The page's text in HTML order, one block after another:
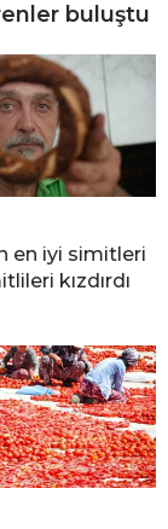
buluştu
en iyi simitleri
kızdırdı